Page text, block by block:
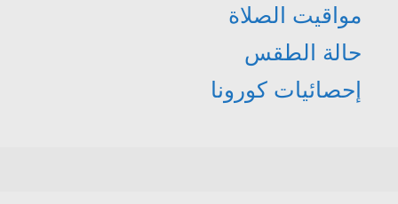
مواقيت الصلاة
حالة الطقس
إحصائيات كورونا